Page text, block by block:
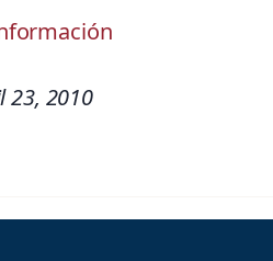
23, 2010